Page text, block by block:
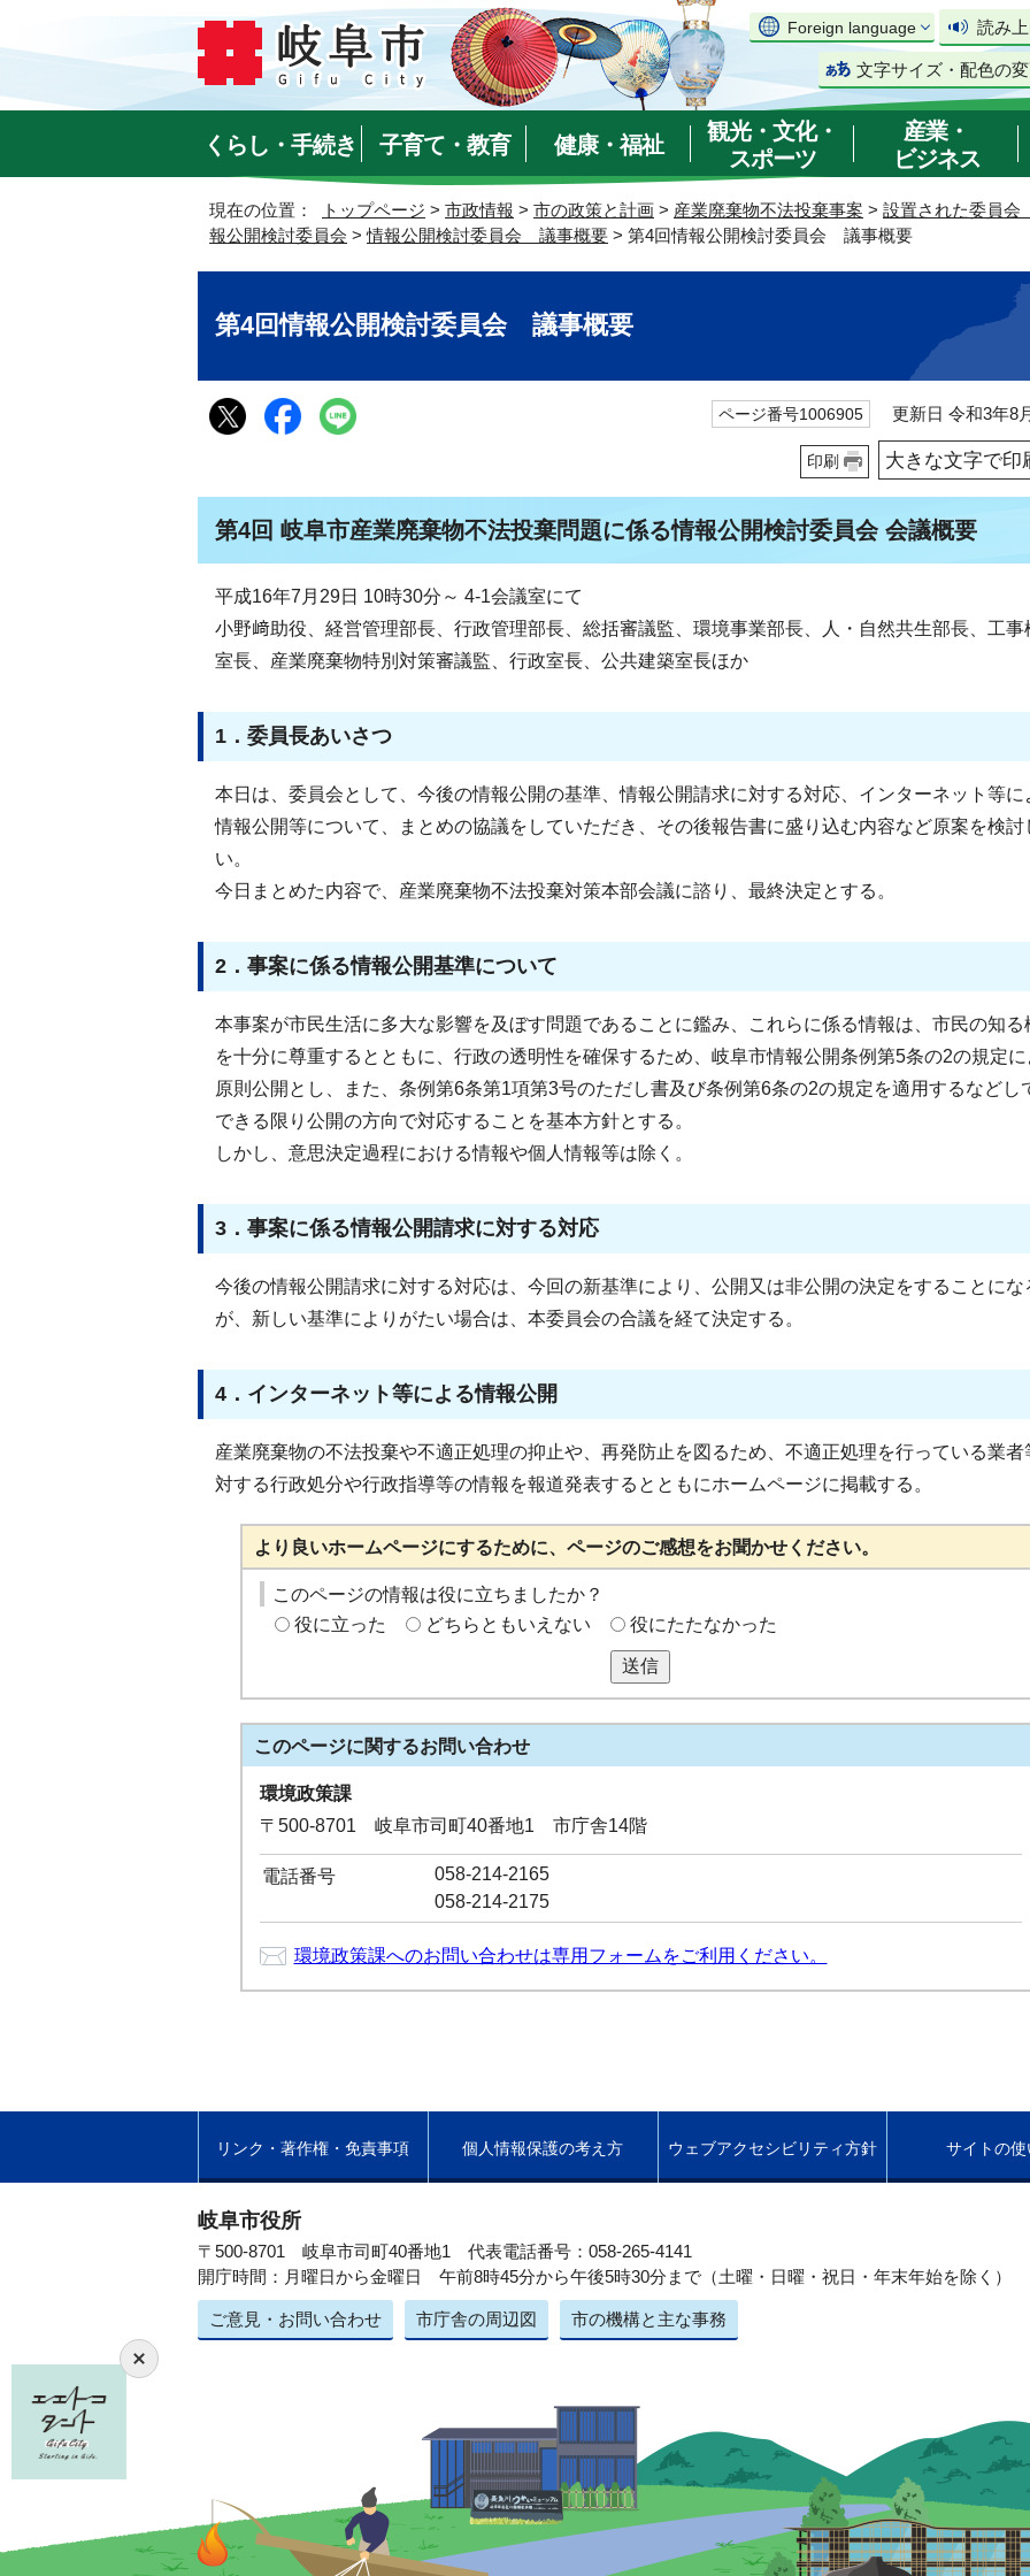
Foreign language 読み
文字サイズ・配色の
くらし・手続き 子育て・教育 健康・福祉
観光・文化・
スポーツ
産業・
ビジネス
現在の位置： トップページ > 市政情報 > 市の政策と計画 > 産業廃棄物不法投棄事案 > 設置された委員
報公開検討委員会 >情報公開検討委員会 議事概要 > 第4回情報公開検討委員会 議事概要
第4回情報公開検討委員会 議事概要
ページ番号1006905 更新日 令和3年8
印刷 大きな文字で印
第4回 岐阜市産業廃棄物不法投棄問題に係る情報公開検討委員会 会議概要
平成16年7月29日 10時30分～ 4-1会議室にて
小野﨑助役、経営管理部長、行政管理部長、総括審議監、環境事業部長、人・自然共生部長、工事
室長、産業廃棄物特別対策審議監、行政室長、公共建築室長ほか
1．委員長あいさつ
本日は、委員会として、今後の情報公開の基準、情報公開請求に対する対応、インターネット等に
情報公開等について、まとめの協議をしていただき、その後報告書に盛り込む内容など原案を検討
い。
今日まとめた内容で、産業廃棄物不法投棄対策本部会議に諮り、最終決定とする。
2．事案に係る情報公開基準について
本事案が市民生活に多大な影響を及ぼす問題であることに鑑み、これらに係る情報は、市民の知る
を十分に尊重するとともに、行政の透明性を確保するため、岐阜市情報公開条例第5条の2の規定に
原則公開とし、また、条例第6条第1項第3号のただし書及び条例第6条の2の規定を適用するなどし
できる限り公開の方向で対応することを基本方針とする。
しかし、意思決定過程における情報や個人情報等は除く。
3．事案に係る情報公開請求に対する対応
今後の情報公開請求に対する対応は、今回の新基準により、公開又は非公開の決定をすることにな
が、新しい基準によりがたい場合は、本委員会の合議を経て決定する。
4．インターネット等による情報公開
産業廃棄物の不法投棄や不適正処理の抑止や、再発防止を図るため、不適正処理を行っている業者
対する行政処分や行政指導等の情報を報道発表するとともにホームページに掲載する。
より良いホームページにするために、ページのご感想をお聞かせください。
このページの情報は役に立ちましたか？
役に立った
どちらともいえない 役にたたなかった
送信
このページに関するお問い合わせ
環境政策課
〒500-8701 岐阜市司町40番地1 市庁舎14階
電話番号
058-214-2165
058-214-2175
環境政策課へのお問い合わせは専用フォームをご利用ください。
リンク・著作権・免責事項 個人情報保護の考え方 ウェブアクセシビリティ方針 サイトの使
岐阜市役所
〒500-8701 岐阜市司町40番地1 代表電話番号：058-265-4141
開庁時間：月曜日から金曜日 午前8時45分から午後5時30分まで（土曜・日曜・祝日・年末年始を除く）
ご意見・お問い合わせ 市庁舎の周辺図 市の機構と主な事務